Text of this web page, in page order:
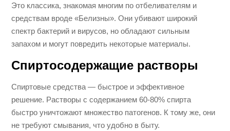
Это классика, знакомая многим по отбеливателям и
средствам вроде «Белизны». Они убивают широкий
спектр бактерий и вирусов, но обладают сильным
запахом и могут повредить некоторые материалы.
Спиртосодержащие растворы
Спиртовые средства — быстрое и эффективное
решение. Растворы с содержанием 60-80% спирта
быстро уничтожают множество патогенов. К тому же, они
не требуют смывания, что удобно в быту.